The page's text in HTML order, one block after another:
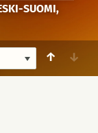
SUOMI,
↑ ↓